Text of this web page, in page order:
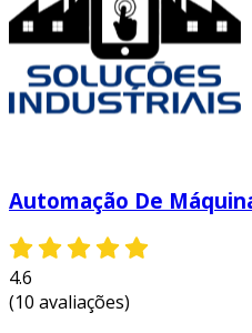
sua implementação pode
entre os principais, podemos
custo inicial elevado:
tecnologia podem ser
funcionários podem
mudança.
treinamento
tecnologia exige
Automação De
4.6
(10 avaliações)